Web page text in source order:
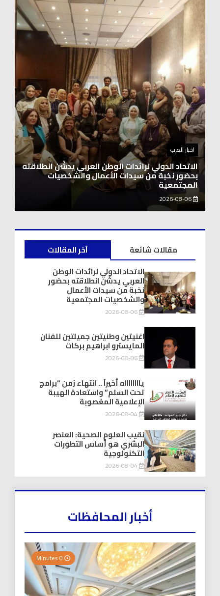
اخبار العرب
اغنيتين وطنيتين جميلتين للفنان المايسترو ابراهيم
بركات
2026-08-06
آخر المقالات
مقالات شائعة
الاتحاد الدولي لرائدات الوطن
العربي يدشّن انطلاقته بحضور
نخبة من سيدات الأعمال
والشخصيات المجتمعية
2026-08-06
اغنيتين وطنيتين جميلتين للفنان
المايسترو ابراهيم بركات
2026-08-06
يااااااااه أخيراً .. انتهاء زمن “برامج
تحت السلم” واستعادة الهيبة
الإعلامية المغصوبة
2026-08-04
نقيب العلوم الصحية: العنصر
البشري هو أساس التطورات
التكنولوجية
2026-08-04
أخبار المحافظات